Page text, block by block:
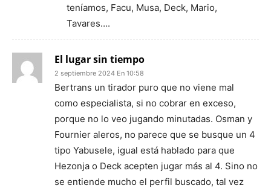
teníamos, Facu, Musa, Deck, Mario,
Tavares….
El lugar sin tiempo
2 septiembre 2024 En 10:58
Bertrans un tirador puro que no viene mal
como especialista, si no cobrar en exceso,
porque no lo veo jugando minutadas. Osman y
Fournier aleros, no parece que se busque un 4
tipo Yabusele, igual está hablado para que
Hezonja o Deck acepten jugar más al 4. Sino no
se entiende mucho el perfil buscado, tal vez